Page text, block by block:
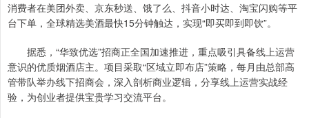
消费者在美团外卖、京东秒送、饿了么、抖音小时达、淘宝闪购等平
台下单，全球精选美酒最快15分钟触达，实现“即买即到即饮”。
据悉，“华致优选”招商正全国加速推进，重点吸引具备线上运营
意识的优质烟酒店主。项目采取“区域立即布店”策略，每月由总部高
管带队举办线下招商会，深入剖析商业逻辑，分享线上运营实战经
验，为创业者提供宝贵学习交流平台。